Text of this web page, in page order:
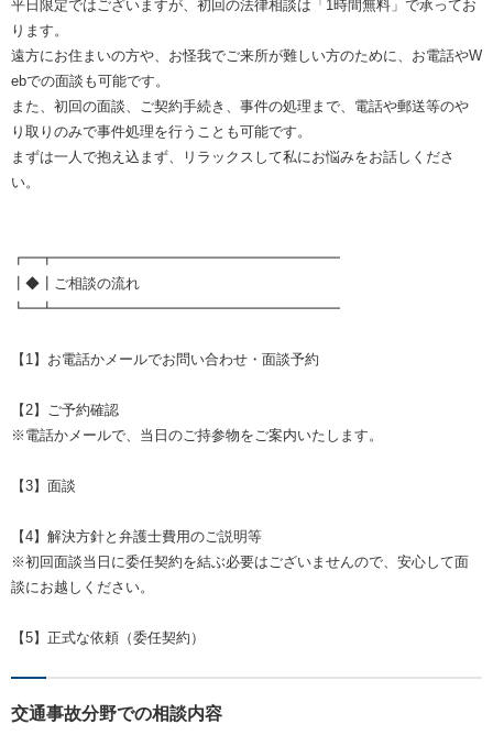
平日限定ではございますが、初回の法律相談は「1時間無料」で承ってお
ります。
遠方にお住まいの方や、お怪我でご来所が難しい方のために、お電話やW
ebでの面談も可能です。
また、初回の面談、ご契約手続き、事件の処理まで、電話や郵送等のや
り取りのみで事件処理を行うことも可能です。
まずは一人で抱え込まず、リラックスして私にお悩みをお話しくださ
い。
┏━┳━━━━━━━━━━━━━━━━━━━━
┃◆┃ご相談の流れ
┗━┻━━━━━━━━━━━━━━━━━━━━
【1】お電話かメールでお問い合わせ・面談予約
【2】ご予約確認
※電話かメールで、当日のご持参物をご案内いたします。
【3】面談
【4】解決方針と弁護士費用のご説明等
※初回面談当日に委任契約を結ぶ必要はございませんので、安心して面
談にお越しください。
【5】正式な依頼（委任契約）
交通事故分野での相談内容